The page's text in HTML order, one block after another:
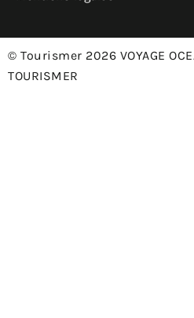
© Tourismer 2026 VOYAGE
TOURISMER